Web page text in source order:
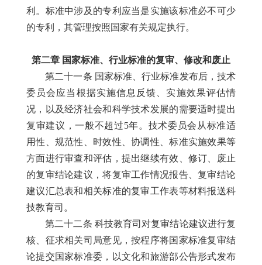
利。标准中涉及的专利应当是实施该标准必不可少
的专利，其管理按照国家有关规定执行。
第二章 国家标准、行业标准的复审、修改和废止
第二十一条 国家标准、行业标准发布后，技术
委员会应当根据实施信息反馈、实施效果评估情
况，以及经济社会和科学技术发展的需要适时提出
复审建议，一般不超过5年。技术委员会从标准适
用性、规范性、时效性、协调性、标准实施效果等
方面进行审查和评估，提出继续有效、修订、废止
的复审结论建议，将复审工作情况报告、复审结论
建议汇总表和相关标准的复审工作表等材料报送科
技教育司。
第二十二条 科技教育司对复审结论建议进行复
核、征求相关司局意见，按程序将国家标准复审结
论提交国家标准委，以文化和旅游部公告形式发布